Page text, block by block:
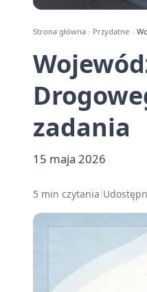
Strona główna Przydatne
zadania
15 maja 2026
5 min czytania